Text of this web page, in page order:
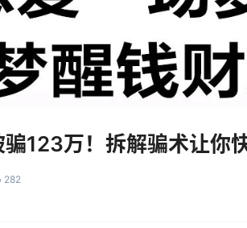
123万！拆解骗术让你
282